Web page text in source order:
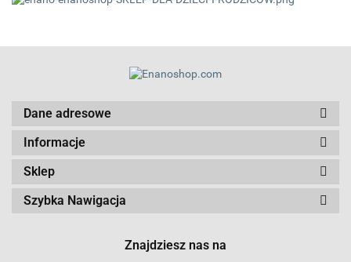
Dane adresowe
Informacje
Sklep
Szybka Nawigacja
Znajdziesz nas na